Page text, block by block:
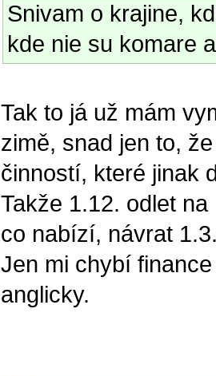
Snivam o krajine,
kde nie su komare
Tak to já už mám
zimě, snad jen to,
činností, které jinak
Takže 1.12. odlet
co nabízí, návrat
Jen mi chybí
anglicky.